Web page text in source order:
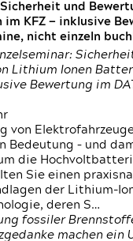
und
im KFZ — inklusive
nicht einzeln
Lithium Ionen
Bewertung im
von
Bedeutung – und
die
Sie einen
der Lithium-
deren S…
fossiler
machen ein